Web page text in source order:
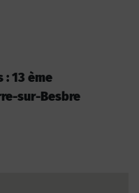
13 ème
sur-Besbre